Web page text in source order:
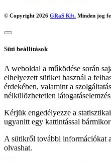
© Copyright 2026 GRaS Kft. Minden jog
Süti beállítások
A weboldal a működése során
elhelyezett sütiket használ a
érdekében, valamint a
nélkülözhetetlen
Kérjük engedélyezze a
ugyanitt egy kattintással
A sütikről további információkat
olvashat.